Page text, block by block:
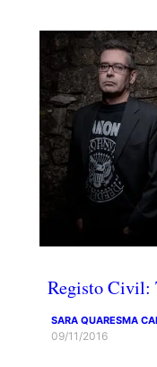
Registo Civil:
SARA QUARESMA
09/11/2016